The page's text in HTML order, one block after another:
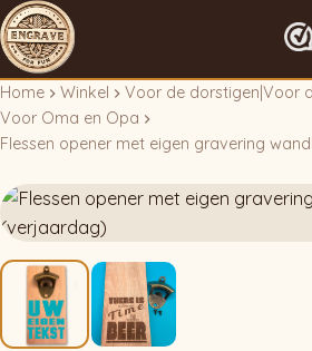
Home Winkel Voor de dorstigen Voor
Voor Oma en Opa
Flessen opener met eigen gravering